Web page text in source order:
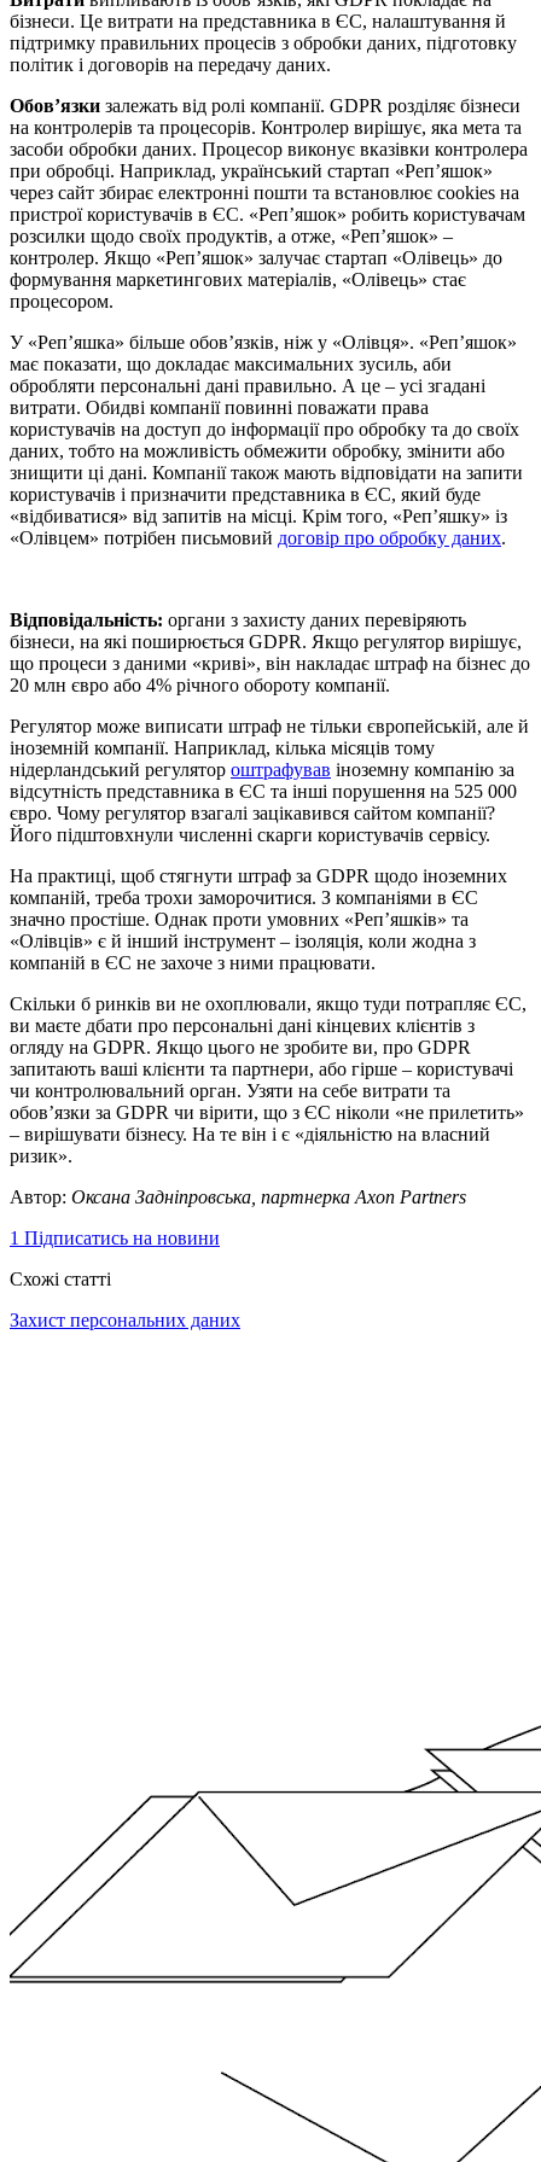
бізнеси. Це витрати на представника в ЄС, налаштування й
підтримку правильних процесів з обробки даних, підготовку
політик і договорів на передачу даних.
Обов’язки залежать від ролі компанії. GDPR розділяє бізнеси
на контролерів та процесорів. Контролер вирішує, яка мета та
засоби обробки даних. Процесор виконує вказівки контролера
при обробці. Наприклад, український стартап «Реп’яшок»
через сайт збирає електронні пошти та встановлює cookies на
пристрої користувачів в ЄС. «Реп’яшок» робить користувачам
розсилки щодо своїх продуктів, а отже, «Реп’яшок» –
контролер. Якщо «Реп’яшок» залучає стартап «Олівець» до
формування маркетингових матеріалів, «Олівець» стає
процесором.
У «Реп’яшка» більше обов’язків, ніж у «Олівця». «Реп’яшок»
має показати, що докладає максимальних зусиль, аби
обробляти персональні дані правильно. А це – усі згадані
витрати. Обидві компанії повинні поважати права
користувачів на доступ до інформації про обробку та до своїх
даних, тобто на можливість обмежити обробку, змінити або
знищити ці дані. Компанії також мають відповідати на запити
користувачів і призначити представника в ЄС, який буде
«відбиватися» від запитів на місці. Крім того, «Реп’яшку» із
«Олівцем» потрібен письмовий договір про обробку даних.
Відповідальність: органи з захисту даних перевіряють
бізнеси, на які поширюється GDPR. Якщо регулятор вирішує,
що процеси з даними «криві», він накладає штраф на бізнес до
20 млн євро або 4% річного обороту компанії.
Регулятор може виписати штраф не тільки європейській, але й
іноземній компанії. Наприклад, кілька місяців тому
нідерландський регулятор оштрафував іноземну компанію за
відсутність представника в ЄС та інші порушення на 525 000
євро. Чому регулятор взагалі зацікавився сайтом компанії?
Його підштовхнули численні скарги користувачів сервісу.
На практиці, щоб стягнути штраф за GDPR щодо іноземних
компаній, треба трохи заморочитися. З компаніями в ЄС
значно простіше. Однак проти умовних «Реп’яшків» та
«Олівців» є й інший інструмент – ізоляція, коли жодна з
компаній в ЄС не захоче з ними працювати.
Скільки б ринків ви не охоплювали, якщо туди потрапляє ЄС,
ви маєте дбати про персональні дані кінцевих клієнтів з
огляду на GDPR. Якщо цього не зробите ви, про GDPR
запитають ваші клієнти та партнери, або гірше – користувачі
чи контролювальний орган. Узяти на себе витрати та
обов’язки за GDPR чи вірити, що з ЄС ніколи «не прилетить»
– вирішувати бізнесу. На те він і є «діяльністю на власний
ризик».
Автор: Оксана Задніпровська, партнерка Axon Partners
1 Підписатись на новини
Схожі статті
Захист персональних даних